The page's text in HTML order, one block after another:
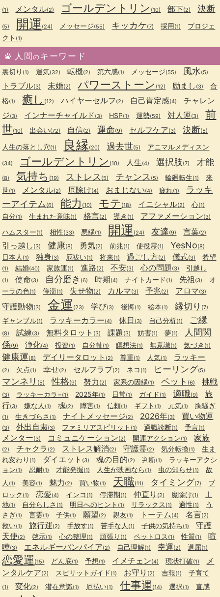
(1) メンタル(2) ゴールデントリン (10) 部下(2) 決断
(5) 開運 (24) メッセージ(55) キッカケ(7) 採用(1)
プロジェ
クト (1)
人間のキーワード
裏切り (1) 運気(32) 転機(2) 第六感(1) メッセージ(55) 風水(5)
トラブル(3) 未婚(2) パワーストーン (12) 励まし (3)
合
格(1) 癒し (12) ハイヤーセルフ (2) 自己肯定感(4)
チャレン
ジ(3) インナーチャイルド (3) HSP(1) 運勢(59) 対人運(3)
前
世(10) 出会い(72) 自信(2) 運命(9) セルフケア(3) 決断(5)
人生の落とし穴(1) 良縁(20) 過去世(5) アニマルメディスン
(34) ゴールデントリン (10) 人生(4) 選択肢(7) 才能
(8) 気持ち (19) ストレス (5) チャンス (5) 輪廻転生(1)
来
世(1) メンタル(2) 厄除け(4) おまじない(4) 疲れ(1)
ラッキ
ーアイテム (6) 能力 (10) モテ (18) イニシャル(2) 心(1)
自分(1) 生まれた意味(1) 格言(2) 導き (1) アファメーション(3)
ハムスター(1) 相性(33) 悪縁(1) 開運 (24) 友達 (9) 言葉(2)
引っ越し (3) 健康(8) 勇気(2) 前兆(1) 使役霊(1) YesNo(8)
日本人 (1) 独身(3) 厄祓い(1) 将来(1) 過ごし方(2) 儀式(3) 希望
(1) 結婚(40) 家族運(1) 進路(2) 不安(3) 心の問題 (3) 引越し
(1) 使命(3) 自分磨き (6) 時期(4) ナイトカード (1) 先祖 (3)
オ
ーラの色(1) 停滞(1) 失せ物(2) カルマ(3) 予兆(2) アロマ(3)
守護動物(3) 金運 (23) 学び(3) 後悔(1) 絵本(1) 縁切り (7)
ギャンブル(1) ラッキーカラー(4) 休日 (3) 自己分析(1) ご縁
(8) 試練(3) 無料タロット (3) 課題 (3) 妨害(1) 夢(1)
人間関
係(9) 浄化(4) 投資(1) 自分軸(1) 瞑想法(1) 無意識(1) 気づき (1)
健康運(8) デイリータロット (2) 尊重(1) 人気(1) ラッキー
(2) 欠点(1) 幸せ(2) セルフラブ(2) ネコ (1) ヒーリング(5)
マンネリ (5) 性格(9) 努力 (2) 家系の因縁(1) ペット (6) 挑戦
(3) ラッキーカラ−(1) 2025年(1) 日常 (1) ガイド (1) 適職(9)
旅
行(3) 嫌な人 (1) 魂(2) 障害(1) 信頼(1) ギフト (1) 元気(1) 胸騒ぎ
(1) 生きづらさ (1) ナイトメッセージ(2) 2026年(3) 買い物運
(3) 外出自粛(3) ファミリアスピリット (1) 適職診断(1) 予言(1)
メンター(3) コミュニケーション(2) 開運アクション(1) 家族
(2) チャクラ (2) ストレス解消(2) 守護霊(2) 気分転換(1)
生ま
れ変わり (1) ダイエット (3) 魂の目的(2) 判断(1)
ラッキーアクシ
ョン(1) 忍耐(1) 才能発掘(1) 人生が映画なら (1) 虫の知らせ(1)
故
人 (1) 美容(1) 魅力 (2) 買い物(1) 天職(11) タイミング(7)
ブ
ロック (1) 恋愛(4) インコ (1) 停滞期(1) 仲直り (2) 魔除け(1)
土
地(1) 自分らしさ (1) 明日へのヒント (1) リラックス (1) 適性(1)
う
さぎ(1) 言霊(1) 子供(1) 願望(2) 親友(1) トーテム (4) 名言(2)
救い(1) 旅行運(2) 手放す(1) 苦手な人 (1) 子供の気持ち(1)
守護
天使(2) 啓示(1) 心の整理(1) 頑張り (1) ペットロス (1) 性質(1)
喧
嘩(3) エネルギーバンパイア(2) 自己理解(1) 幸運(2) 退屈(1)
恋愛運 (15) どん底(1) 予想(1) イメチェン(4) 現状打破(1)
メ
ンタルケア(2) スピリットガイド (1) お守り (2) 吉報(1) 子育て
(1) 変化(2) 潜在意識(1) 厄払い(1) 仕事運 (14) 選択(1) 直感